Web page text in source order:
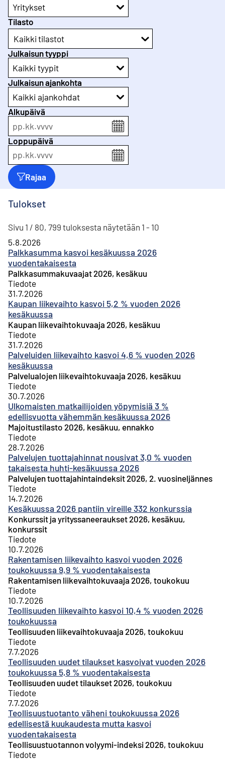
Yritykset
Tilasto
Kaikki tilastot
Julkaisun tyyppi
Kaikki tyypit
Julkaisun ajankohta
Kaikki ajankohdat
Alkupäivä
pp.kk.vvvv
Loppupäivä
pp.kk.vvvv
Rajaa
Tulokset
Sivu 1 / 80, 799 tuloksesta näytetään 1 - 10
Palkkasumma kasvoi kesäkuussa 2026
vuodentakaisesta
5.8.2026
Palkkasummakuvaajat 2026, kesäkuu
Tiedote
Kaupan liikevaihto kasvoi 5,2 % vuoden 2026
kesäkuussa
31.7.2026
Kaupan liikevaihtokuvaaja 2026, kesäkuu
Tiedote
Palveluiden liikevaihto kasvoi 4,6 % vuoden 2026
kesäkuussa
31.7.2026
Palvelualojen liikevaihtokuvaaja 2026, kesäkuu
Tiedote
Ulkomaisten matkailijoiden yöpymisiä 3 %
edellisvuotta vähemmän kesäkuussa 2026
30.7.2026
Majoitustilasto 2026, kesäkuu, ennakko
Tiedote
Palvelujen tuottajahinnat nousivat 3,0 % vuoden
takaisesta huhti-kesäkuussa 2026
28.7.2026
Palvelujen tuottajahintaindeksit 2026, 2. vuosineljännes
Tiedote
Kesäkuussa 2026 pantiin vireille 332 konkurssia
14.7.2026
Konkurssit ja yrityssaneeraukset 2026, kesäkuu,
konkurssit
Tiedote
Rakentamisen liikevaihto kasvoi vuoden 2026
toukokuussa 9,9 % vuodentakaisesta
10.7.2026
Rakentamisen liikevaihtokuvaaja 2026, toukokuu
Tiedote
Teollisuuden liikevaihto kasvoi 10,4 % vuoden 2026
toukokuussa
10.7.2026
Teollisuuden liikevaihtokuvaaja 2026, toukokuu
Tiedote
Teollisuuden uudet tilaukset kasvoivat vuoden 2026
toukokuussa 5,8 % vuodentakaisesta
7.7.2026
Teollisuuden uudet tilaukset 2026, toukokuu
Tiedote
Teollisuustuotanto väheni toukokuussa 2026
edellisestä kuukaudesta mutta kasvoi
vuodentakaisesta
7.7.2026
Teollisuustuotannon volyymi-indeksi 2026, toukokuu
Tiedote